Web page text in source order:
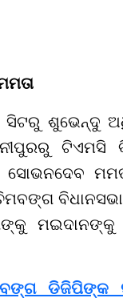
ସିଟରୁ ଶୁଭେନ୍ଦୁ
ଟିଏମସି
ସୋଭନଦେବ
ମଇଦାନଙ୍କୁ